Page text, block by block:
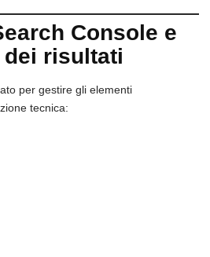
Console e
risultati
per gestire gli elementi
tecnica: